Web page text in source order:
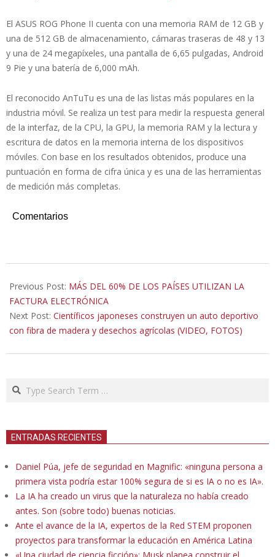
El ASUS ROG Phone II cuenta con una memoria RAM de 12 GB y
una de 512 GB de almacenamiento, cámaras traseras de 48 y 13
y una de 24 megapíxeles, una pantalla de 6,65 pulgadas, Android
9 Pie y una batería de 6,000 mAh.
El reconocido AnTuTu es una de las listas más populares en la
industria móvil. Se realiza un test para medir la respuesta general
de la interfaz, de la CPU, la GPU, la memoria RAM y la lectura y
escritura de datos en la memoria interna de los dispositivos
móviles. Con base en los resultados obtenidos, produce una
puntuación en forma de cifra única y es una de las herramientas
de medición más completas.
Comentarios
10-
31
Previous Post: MÁS DEL 60% DE LOS PAÍSES UTILIZAN LA
FACTURA ELECTRÓNICA
Next Post: Científicos japoneses construyen un auto deportivo
con fibra de madera y desechos agrícolas (VIDEO, FOTOS)
Search
ENTRADAS RECIENTES
Daniel Púa, jefe de seguridad en Magnific: «ninguna persona a
primera vista podría estar 100% segura de si es IA o no es IA».
La IA ha creado un virus que la naturaleza no había creado
antes. Son (sobre todo) buenas noticias.
Ante el avance de la IA, expertos de la Red STEM proponen
proyectos para transformar la educación en América Latina
«Una ciudad de ciencia ficción»: Musk planea construir el